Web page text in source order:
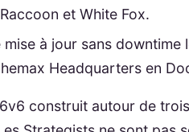
et White Fox.
à jour sans downtime
Headquarters en
construit autour de